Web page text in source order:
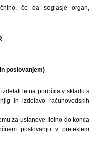
če da soglasje organ,
poslovanjem)
letna poročila v skladu s
in izdelavo računovodskih
za ustanove, letno do konca
poslovanju v preteklem